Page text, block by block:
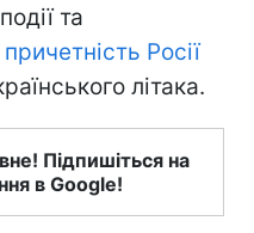
та
Росії
літака.
Підпишіться на
в Google!